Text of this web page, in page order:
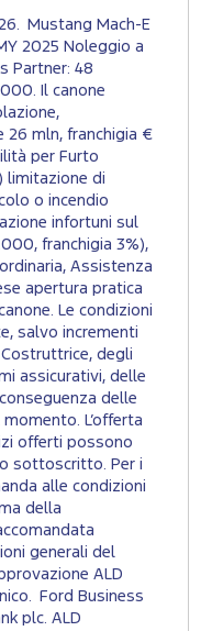
Mustang Mach-E
2025 Noleggio a
Partner: 48
Il canone
26 mln, franchigia €
per Furto
limitazione di
o incendio
infortuni sul
franchigia 3%),
Assistenza
apertura pratica
Le condizioni
salvo incrementi
degli
assicurativi, delle
delle
L’offerta
offerti possono
sottoscritto. Per i
alle condizioni
della
generali del
ALD
Ford Business
plc. ALD